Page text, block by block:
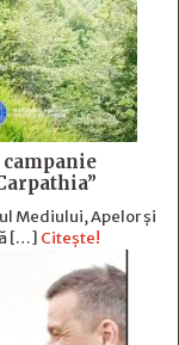
Mediului, Apelor și
[…] Citește!